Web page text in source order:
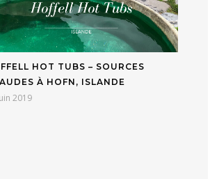
HOT TUBS – SOURCES
À HOFN, ISLANDE
2019